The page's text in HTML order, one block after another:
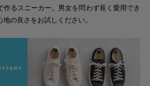
作るスニーカー。男女を問わず長く愛用でき
の良さをお試しください。